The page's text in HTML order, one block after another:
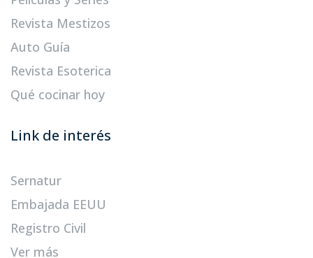
Revista Mestizos
Auto Guía
Revista Esoterica
Qué cocinar hoy
Link de interés
Sernatur
Embajada EEUU
Registro Civil
Ver más